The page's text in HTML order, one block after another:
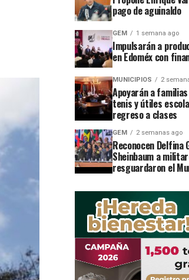
pago de aguinaldo
GEM 1 semana ago
Impulsarán a
en Edoméx con
MUNICIPIOS 2
Apoyarán a
tenis y útiles
regreso a clases
GEM 2 semanas ago
Reconocen Delfina
Sheinbaum a
resguardaron el